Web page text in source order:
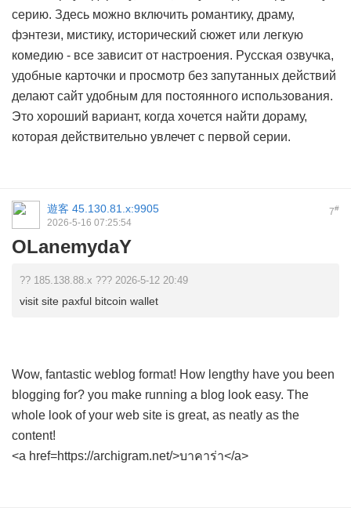
серию. Здесь можно включить романтику, драму,
фэнтези, мистику, исторический сюжет или легкую
комедию - все зависит от настроения. Русская озвучка,
удобные карточки и просмотр без запутанных действий
делают сайт удобным для постоянного использования.
Это хороший вариант, когда хочется найти дораму,
которая действительно увлечет с первой серии.
7#
遊客 45.130.81.x:9905
2026-5-16 07:25:54
OLanemydaY
?? 185.138.88.x ??? 2026-5-12 20:49
visit site paxful bitcoin wallet
Wow, fantastic weblog format! How lengthy have you been
blogging for? you make running a blog look easy. The
whole look of your web site is great, as neatly as the
content!
<a href=https://archigram.net/>บาคาร่า</a>